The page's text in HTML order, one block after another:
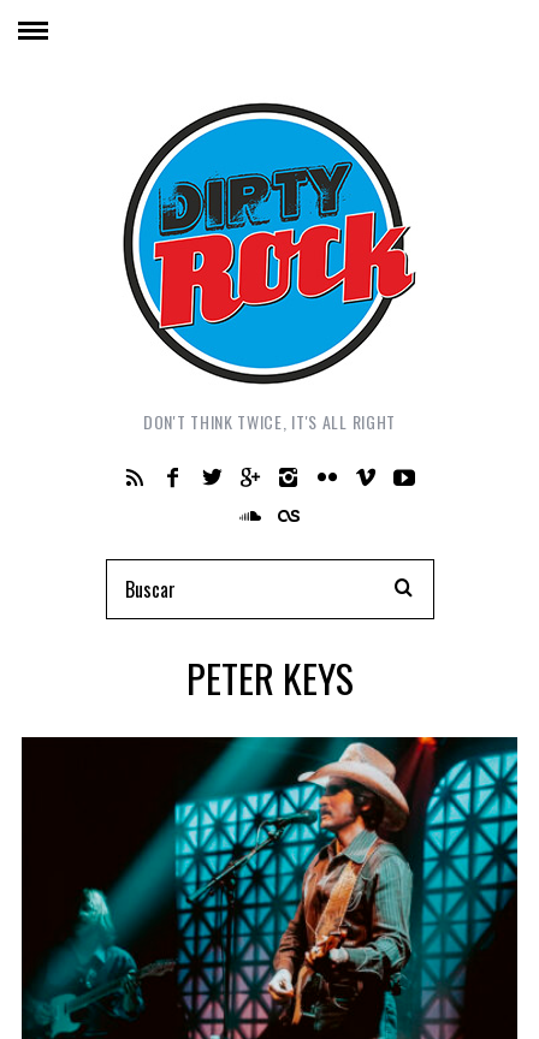
DON'T THINK TWICE, IT'S ALL RIGHT
PETER KEYS